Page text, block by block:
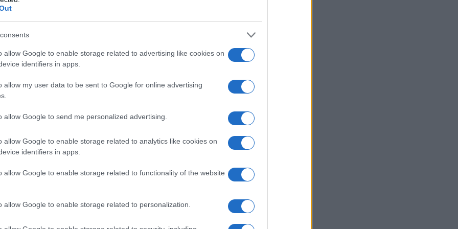
allow Google to enable storage related to advertising like cookies on
identifiers in apps.
allow my user data to be sent to Google for online advertising
allow Google to send me personalized advertising.
allow Google to enable storage related to analytics like cookies on
identifiers in apps.
allow Google to enable storage related to functionality of the website
allow Google to enable storage related to personalization.
Υπουργό Περιβάλλοντος & Ενέργειας,
μέτρα που υιοθετεί η ελληνική κυβέρνηση για τη
έργο. Εκφράζοντας την ουσιαστική στήριξη της
ραγδαίες αλλαγές στο φυσικό περιβάλλον λόγω της
επηρεάζουν και τις πόλεις μας και όσους ζούμε
και δρα. Είναι όμως κρίσιμη η συμμετοχή της κοινωνίας
Διότι τις πόλεις του μέλλοντος θα τις
μαζί! Ελπίζω η σημερινή τελετή να ενθαρρύνει
της Καρδίτσας και του Ρεθύμνου που βραβεύτηκαν
και Ενέργειας θα σταθεί έμπρακτος αρωγός κάθε
Σχεδιασμού και Αστικού Περιβάλλοντος,
μέσα από όλα όσα θα σας παρουσιάσουμε
που έγινε στις πόλεις μας έστω και σε αυτό το πολύ
του 2019. Νομίζω ότι το στοίχημα για το
μία κινητικότητα η οποία θα δίνει προτεραιότητα